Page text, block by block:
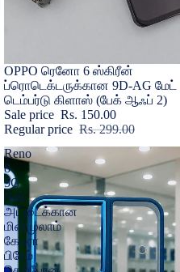
Sale
OPPO ரெனோ 6 ஸ்கிரீன்
ப்ரொடெக்டருக்கான 9D-AG மேட்
டெம்பர்டு கிளாஸ் (பேக் ஆஃப் 2)
Sale price Rs. 150.00
Regular price Rs. 299.00
Reno
8
5G
பின்
அட்டைக்கான
மின்முலாம்
கேமரா
பிரேம்